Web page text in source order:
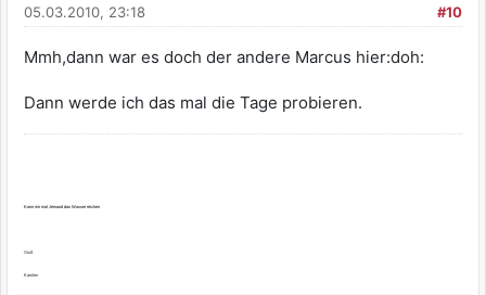
#10
05.03.2010, 23:18
Mmh,dann war es doch der andere Marcus hier:doh:
Dann werde ich das mal die Tage probieren.
Kann mir mal Jemand das Wasser reichen
Gruß
Karsten